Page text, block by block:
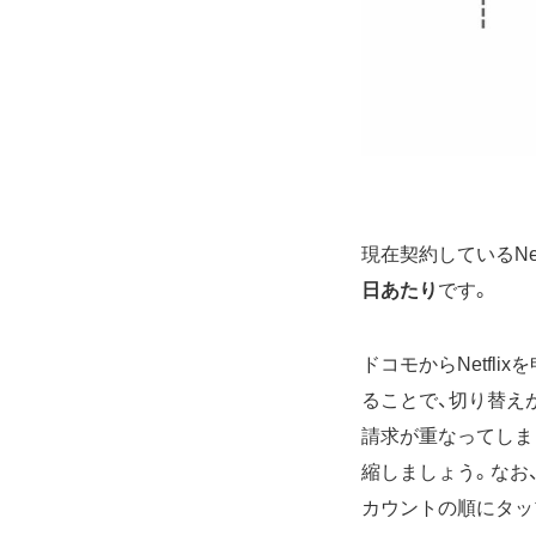
現在契約している
日あたり です。
ドコモからNetflix
ることで、切り替
請求が重なってし
縮しましょう。なお
カウントの順にタ